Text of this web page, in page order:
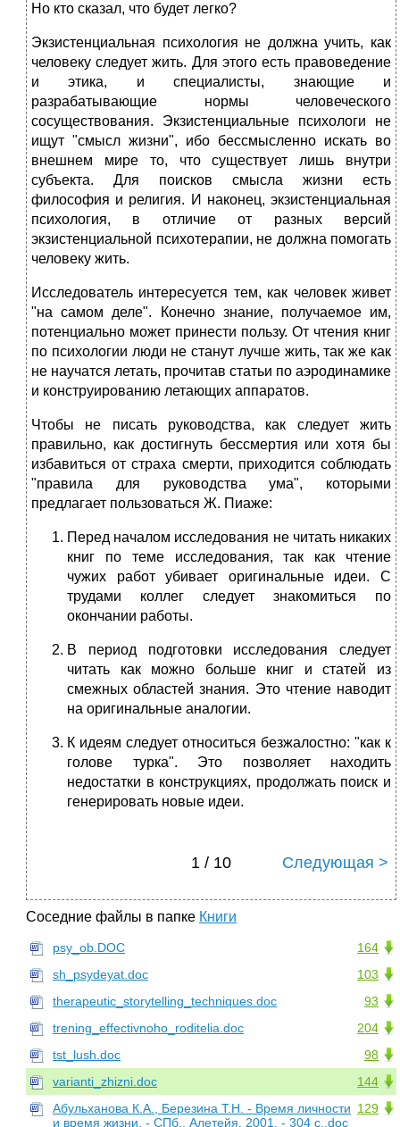
Но кто сказал, что будет легко?
Экзистенциальная психология не должна учить, как
человеку следует жить. Для этого есть правоведение
и этика, и специалисты, знающие и
разрабатывающие нормы человеческого
сосуществования. Экзистенциальные психологи не
ищут "смысл жизни", ибо бессмысленно искать во
внешнем мире то, что существует лишь внутри
субъекта. Для поисков смысла жизни есть
философия и религия. И наконец, экзистенциальная
психология, в отличие от разных версий
экзистенциальной психотерапии, не должна помогать
человеку жить.
Исследователь интересуется тем, как человек живет
"на самом деле". Конечно знание, получаемое им,
потенциально может принести пользу. От чтения книг
по психологии люди не станут лучше жить, так же как
не научатся летать, прочитав статьи по аэродинамике
и конструированию летающих аппаратов.
Чтобы не писать руководства, как следует жить
правильно, как достигнуть бессмертия или хотя бы
избавиться от страха смерти, приходится соблюдать
"правила для руководства ума", которыми
предлагает пользоваться Ж. Пиаже:
Перед началом исследования не читать никаких
книг по теме исследования, так как чтение
чужих работ убивает оригинальные идеи. С
трудами коллег следует знакомиться по
окончании работы.
В период подготовки исследования следует
читать как можно больше книг и статей из
смежных областей знания. Это чтение наводит
на оригинальные аналогии.
К идеям следует относиться безжалостно: "как к
голове турка". Это позволяет находить
недостатки в конструкциях, продолжать поиск и
генерировать новые идеи.
1 / 10 Следующая >
Соседние файлы в папке Книги
164
psy_ob.DOC
103
sh_psydeyat.doc
93
therapeutic_storytelling_techniques.doc
204
trening_effectivnoho_roditelia.doc
98
tst_lush.doc
144
varianti_zhizni.doc
129
Абульханова К.А., Березина Т.Н. - Время личности
и время жизни. - СПб., Алетейя, 2001. - 304 с..doc